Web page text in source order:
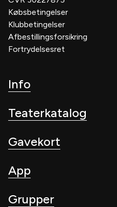
Købsbetingelser
Klubbetingelser
Afbestillingsforsikring
Fortrydelsesret
Info
Teaterkatalog
Gavekort
App
Grupper